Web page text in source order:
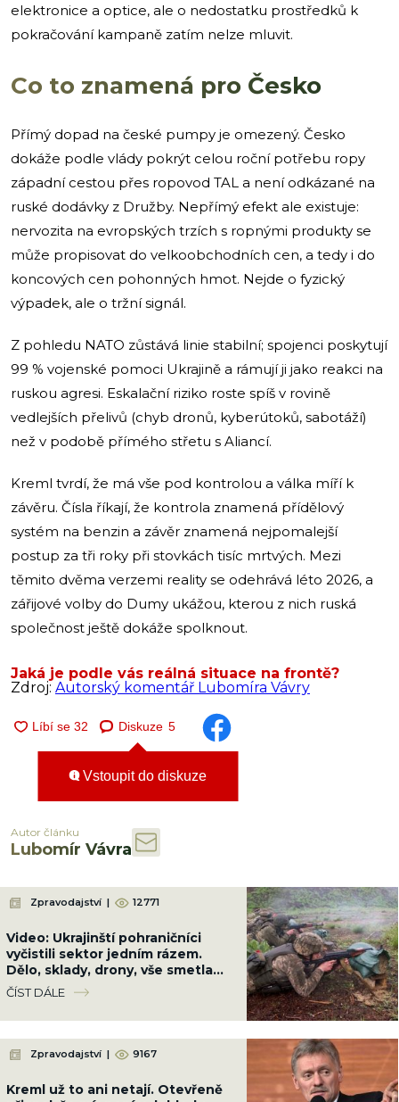
elektronice a optice, ale o nedostatku prostředků k
pokračování kampaně zatím nelze mluvit.
Co to znamená pro Česko
Přímý dopad na české pumpy je omezený. Česko
dokáže podle vlády pokrýt celou roční potřebu ropy
západní cestou přes ropovod TAL a není odkázané na
ruské dodávky z Družby. Nepřímý efekt ale existuje:
nervozita na evropských trzích s ropnými produkty se
může propisovat do velkoobchodních cen, a tedy i do
koncových cen pohonných hmot. Nejde o fyzický
výpadek, ale o tržní signál.
Z pohledu NATO zůstává linie stabilní; spojenci poskytují
99 % vojenské pomoci Ukrajině a rámují ji jako reakci na
ruskou agresi. Eskalační riziko roste spíš v rovině
vedlejších přelivů (chyb dronů, kyberútoků, sabotáží)
než v podobě přímého střetu s Aliancí.
Kreml tvrdí, že má vše pod kontrolou a válka míří k
závěru. Čísla říkají, že kontrola znamená přídělový
systém na benzin a závěr znamená nejpomalejší
postup za tři roky při stovkách tisíc mrtvých. Mezi
těmito dvěma verzemi reality se odehrává léto 2026, a
zářijové volby do Dumy ukážou, kterou z nich ruská
společnost ještě dokáže spolknout.
Jaká je podle vás reálná situace na frontě?
Zdroj: Autorský komentář Lubomíra Vávry
Diskuze 5
Vstoupit do diskuze
Autor článku
Lubomír Vávra
Zpravodajství | 12771
Video: Ukrajinští pohraničníci
vyčistili sektor jedním rázem.
Dělo, sklady, drony, vše smetla
brigáda Ocelová Hranice
ČÍST DÁLE
Zpravodajství | 9167
Kreml už to ani netají. Otevřeně